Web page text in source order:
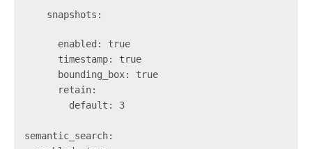
      enabled: true
      timestamp: true
      bounding_box: true
      retain:
        default: 3
semantic_search: